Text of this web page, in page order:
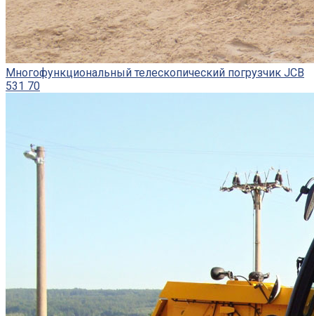
Многофункциональный телескопический погрузчик JCB
531 70